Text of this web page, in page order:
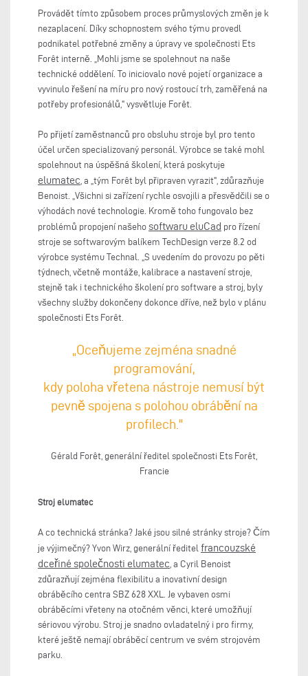
Provádět tímto způsobem proces průmyslových změn je k
nezaplacení. Díky schopnostem svého týmu provedl
podnikatel potřebné změny a úpravy ve společnosti Ets
Forêt interně. „Mohli jsme se spolehnout na naše
technické oddělení. To iniciovalo nové pojetí organizace a
vyvinulo řešení na míru pro nový rostoucí trh, zaměřená na
potřeby profesionálů," vysvětluje Forêt.
Po přijetí zaměstnanců pro obsluhu stroje byl pro tento
účel určen specializovaný personál. Výrobce se také mohl
spolehnout na úspěšná školení, která poskytuje
elumatec , a „tým Forêt byl připraven vyrazit", zdůrazňuje
Benoist. „Všichni si zařízení rychle osvojili a přesvědčili se o
výhodách nové technologie. Kromě toho fungovalo bez
problémů propojení našeho softwaru eluCad pro řízení
stroje se softwarovým balíkem TechDesign verze 8.2 od
výrobce systému Technal. „S uvedením do provozu po pěti
týdnech, včetně montáže, kalibrace a nastavení stroje,
stejně tak i technického školení pro software a stroj, byly
všechny služby dokončeny dokonce dříve, než bylo v plánu
společnosti Ets Forêt.
„Oceňujeme zejména snadné
programování,
kdy poloha vřetena nástroje nemusí být
pevně spojena s polohou obrábění na
profilech."
Gérald Forêt, generální ředitel společnosti Ets Forêt,
Francie
Stroj elumatec
A co technická stránka? Jaké jsou silné stránky stroje? Čím
je výjimečný? Yvon Wirz, generální ředitel francouzské
dceřiné společnosti elumatec , a Cyril Benoist
zdůrazňují zejména flexibilitu a inovativní design
obráběcího centra SBZ 628 XXL. Je vybaven osmi
obráběcími vřeteny na otočném věnci, které umožňují
sériovou výrobu. Stroj je snadno ovladatelný i pro firmy,
které ještě nemají obráběcí centrum ve svém strojovém
parku.